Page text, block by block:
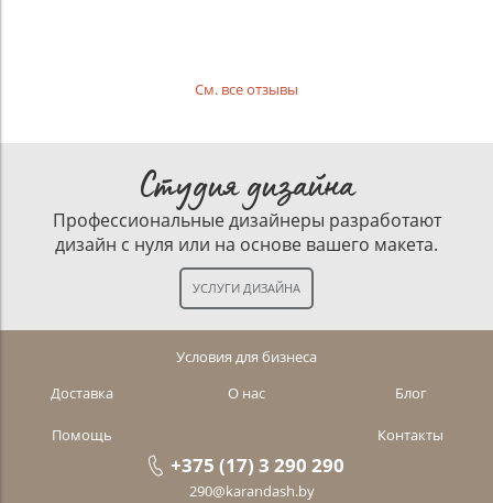
См. все отзывы
Студия дизайна
Профессиональные дизайнеры разработают
дизайн с нуля или на основе вашего макета.
Условия для бизнеса
Доставка
О нас Блог
Помощь Контакты
+375 (17) 3 290 290
290@karandash.by